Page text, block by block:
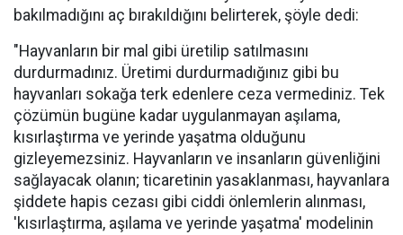
bakılmadığını aç bırakıldığını belirterek, şöyle dedi:
"Hayvanların bir mal gibi üretilip satılmasını
durdurmadınız. Üretimi durdurmadığınız gibi bu
hayvanları sokağa terk edenlere ceza vermediniz. Tek
çözümün bugüne kadar uygulanmayan aşılama,
kısırlaştırma ve yerinde yaşatma olduğunu
gizleyemezsiniz. Hayvanların ve insanların güvenliğini
sağlayacak olanın; ticaretinin yasaklanması, hayvanlara
şiddete hapis cezası gibi ciddi önlemlerin alınması,
'kısırlaştırma, aşılama ve yerinde yaşatma' modelinin